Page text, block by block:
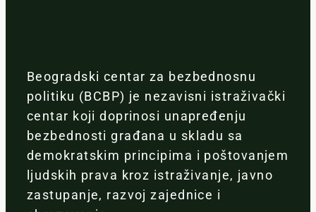
Beogradski centar za bezbednosnu
politiku (BCBP) je nezavisni istraživački
centar koji doprinosi unapređenju
bezbednosti građana u skladu sa
demokratskim principima i poštovanjem
ljudskih prava kroz istraživanje, javno
zastupanje, razvoj zajednice i